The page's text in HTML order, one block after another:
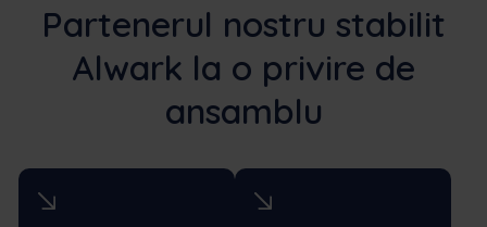
Partenerul nostru stabilit
Alwark la o privire de
ansamblu